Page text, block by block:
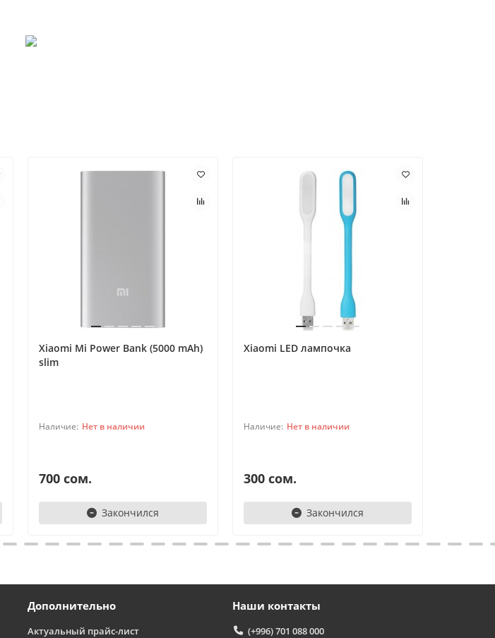
Xiaomi Mi Power Bank (5000 mAh)
slim
Нет в наличии
700 сом.
Закончился
Xiaomi LED лампочка
Нет в наличии
300 сом.
Закончился
Дополнительно
Актуальный прайс-лист
Наши контакты
(+996) 701 088 000
Здравствуйте! 👋
Чем можем помочь?